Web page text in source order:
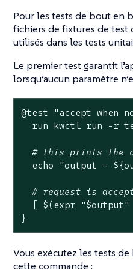
Pour les tests de bout en
fichiers de fixtures de test
utilisés dans les tests
Le premier test garantit
lorsqu’aucun paramètre
@test "accept when
run kwctl run -r
# this prints the
echo
"output =
# request is
  [ $(expr
"$output"
}
Vous exécutez les tests
cette commande :